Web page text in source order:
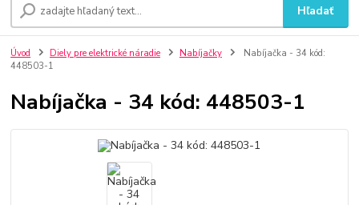
Hľadať
Úvod Diely pre elektrické náradie Nabíjačky
Nabíjačka - 34 kód:
448503-1
Nabíjačka - 34 kód: 448503-1